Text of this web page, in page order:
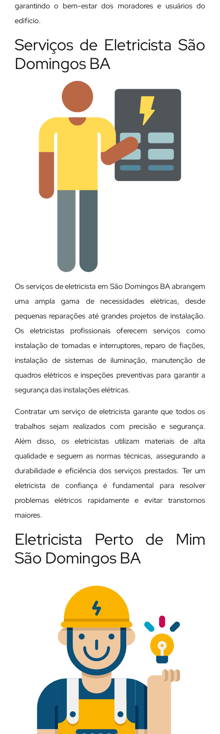
garantindo o bem-estar dos moradores e usuários do
edifício.
Serviços de Eletricista São
Domingos BA
Os serviços de eletricista em São Domingos BA abrangem
uma ampla gama de necessidades elétricas, desde
pequenas reparações até grandes projetos de instalação.
Os eletricistas profissionais oferecem serviços como
instalação de tomadas e interruptores, reparo de fiações,
instalação de sistemas de iluminação, manutenção de
quadros elétricos e inspeções preventivas para garantir a
segurança das instalações elétricas.
Contratar um serviço de eletricista garante que todos os
trabalhos sejam realizados com precisão e segurança.
Além disso, os eletricistas utilizam materiais de alta
qualidade e seguem as normas técnicas, assegurando a
durabilidade e eficiência dos serviços prestados. Ter um
eletricista de confiança é fundamental para resolver
problemas elétricos rapidamente e evitar transtornos
maiores.
Eletricista Perto de Mim
São Domingos BA